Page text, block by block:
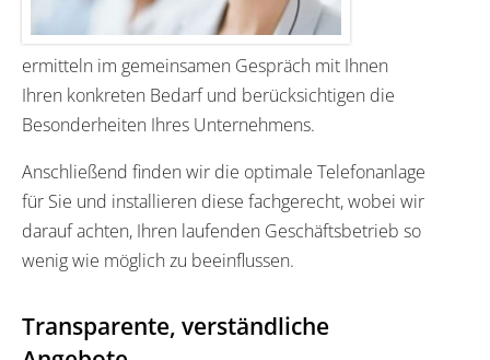
ermitteln im gemeinsamen Gespräch mit Ihnen
Ihren konkreten Bedarf und berücksichtigen die
Besonderheiten Ihres Unternehmens.
Anschließend finden wir die optimale Telefonanlage
für Sie und installieren diese fachgerecht, wobei wir
darauf achten, Ihren laufenden Geschäftsbetrieb so
wenig wie möglich zu beeinflussen.
Transparente, verständliche